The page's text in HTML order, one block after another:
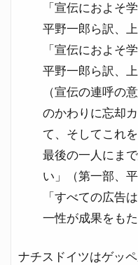
「宣伝におよそ
平野一郎ら訳、上
「宣伝におよそ
平野一郎ら訳、上
（宣伝の連呼の
のかわりに忘却
て、そしてこれ
最後の一人にま
い」（第一部、
「すべての広告
一性が成果をも
ナチスドイツはゲッ